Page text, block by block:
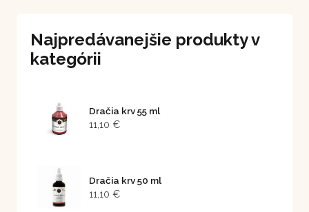
Najpredávanejšie produkty v
kategórii
Dračia krv 55 ml
11,10 €
Dračia krv 50 ml
11,10 €